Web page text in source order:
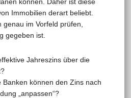
Immobilien derart beliebt.
im Vorfeld prüfen,
gegeben ist.
Jahreszins über die
Banken können den Zins nach
„anpassen“?